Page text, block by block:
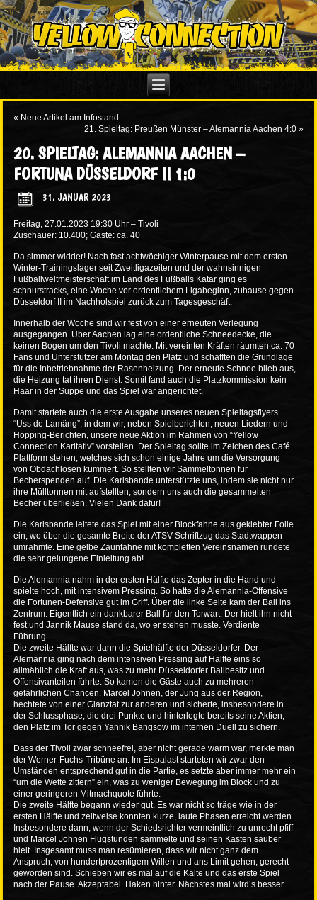
« Neue Artikel am Infostand
21. Spieltag: Preußen Münster – Alemannia Aachen 4:0»
20. SPIELTAG: ALEMANNIA AACHEN –
FORTUNA DÜSSELDORF II 1:0
31. JANUAR 2023
Freitag, 27.01.2023 19:30 Uhr – Tivoli
Zuschauer: 10.400; Gäste: ca. 40
Da simmer widder! Nach fast achtwöchiger Winterpause mit dem ersten
Winter-Trainingslager seit Zweitligazeiten und der wahnsinnigen
Fußballweltmeisterschaft im Land des Fußballs Katar ging es
schnurstracks, eine Woche vor ordentlichem Ligabeginn, zuhause gegen
Düsseldorf II im Nachholspiel zurück zum Tagesgeschäft.
Innerhalb der Woche sind wir fest von einer erneuten Verlegung
ausgegangen. Über Aachen lag eine ordentliche Schneedecke, die
keinen Bogen um den Tivoli machte. Mit vereinten Kräften räumten ca. 70
Fans und Unterstützer am Montag den Platz und schafften die Grundlage
für die Inbetriebnahme der Rasenheizung. Der erneute Schnee blieb aus,
die Heizung tat ihren Dienst. Somit fand auch die Platzkommission kein
Haar in der Suppe und das Spiel war angerichtet.
Damit startete auch die erste Ausgabe unseres neuen Spieltagsflyers
“Uss de Lamäng”, in dem wir, neben Spielberichten, neuen Liedern und
Hopping-Berichten, unsere neue Aktion im Rahmen von “Yellow
Connection Karitativ” vorstellen. Der Spieltag sollte im Zeichen des Café
Plattform stehen, welches sich schon einige Jahre um die Versorgung
von Obdachlosen kümmert. So stellten wir Sammeltonnen für
Becherspenden auf. Die Karlsbande unterstützte uns, indem sie nicht nur
ihre Mülltonnen mit aufstellten, sondern uns auch die gesammelten
Becher überließen. Vielen Dank dafür!
Die Karlsbande leitete das Spiel mit einer Blockfahne aus geklebter Folie
ein, wo über die gesamte Breite der ATSV-Schriftzug das Stadtwappen
umrahmte. Eine gelbe Zaunfahne mit kompletten Vereinsnamen rundete
die sehr gelungene Einleitung ab!
Die Alemannia nahm in der ersten Hälfte das Zepter in die Hand und
spielte hoch, mit intensivem Pressing. So hatte die Alemannia-Offensive
die Fortunen-Defensive gut im Griff. Über die linke Seite kam der Ball ins
Zentrum. Eigentlich ein dankbarer Ball für den Torwart. Der hielt ihn nicht
fest und Jannik Mause stand da, wo er stehen musste. Verdiente
Führung.
Die zweite Hälfte war dann die Spielhälfte der Düsseldorfer. Der
Alemannia ging nach dem intensiven Pressing auf Hälfte eins so
allmählich die Kraft aus, was zu mehr Düsseldorfer Ballbesitz und
Offensivanteilen führte. So kamen die Gäste auch zu mehreren
gefährlichen Chancen. Marcel Johnen, der Jung aus der Region,
hechtete von einer Glanztat zur anderen und sicherte, insbesondere in
der Schlussphase, die drei Punkte und hinterlegte bereits seine Aktien,
den Platz im Tor gegen Yannik Bangsow im internen Duell zu sichern.
Dass der Tivoli zwar schneefrei, aber nicht gerade warm war, merkte man
der Werner-Fuchs-Tribüne an. Im Eispalast starteten wir zwar den
Umständen entsprechend gut in die Partie, es setzte aber immer mehr ein
“um die Wette zittern” ein, was zu weniger Bewegung im Block und zu
einer geringeren Mitmachquote führte.
Die zweite Hälfte begann wieder gut. Es war nicht so träge wie in der
ersten Hälfte und zeitweise konnten kurze, laute Phasen erreicht werden.
Insbesondere dann, wenn der Schiedsrichter vermeintlich zu unrecht pfiff
und Marcel Johnen Flugstunden sammelte und seinen Kasten sauber
hielt. Insgesamt muss man resümieren, dass wir nicht ganz dem
Anspruch, von hundertprozentigem Willen und ans Limit gehen, gerecht
geworden sind. Schieben wir es mal auf die Kälte und das erste Spiel
nach der Pause. Akzeptabel. Haken hinter. Nächstes mal wird’s besser.